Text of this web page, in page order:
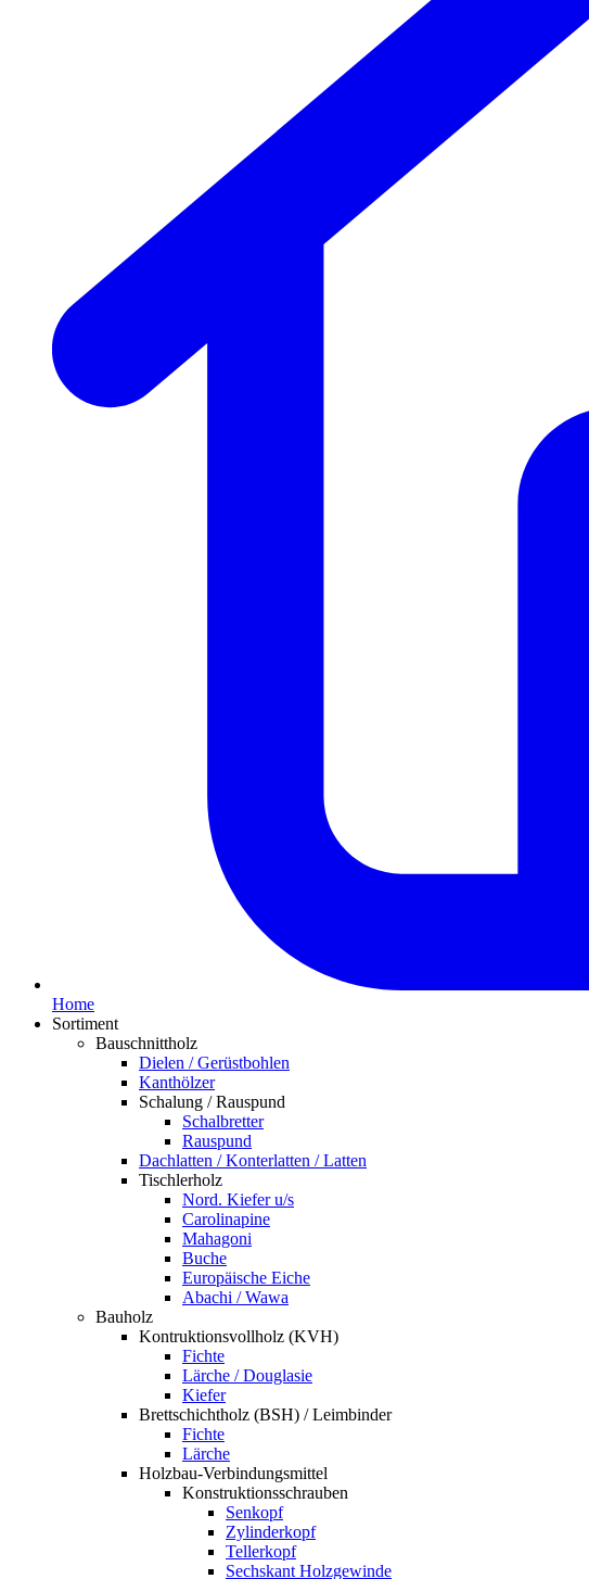
Home
Sortiment
Bauschnittholz
Dielen / Gerüstbohlen
Kanthölzer
Schalung / Rauspund
Schalbretter
Rauspund
Dachlatten / Konterlatten / Latten
Tischlerholz
Nord. Kiefer u/s
Carolinapine
Mahagoni
Buche
Europäische Eiche
Abachi / Wawa
Bauholz
Kontruktionsvollholz (KVH)
Fichte
Lärche / Douglasie
Kiefer
Brettschichtholz (BSH) / Leimbinder
Fichte
Lärche
Holzbau-Verbindungsmittel
Konstruktionsschrauben
Senkopf
Zylinderkopf
Tellerkopf
Sechskant Holzgewinde